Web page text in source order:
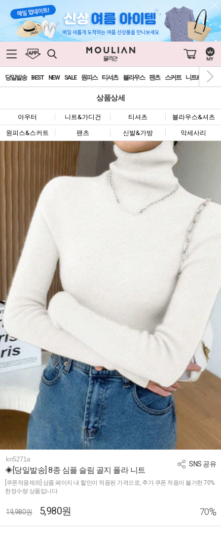
당일발송 BEST NEW SALE 원피스 티셔츠 블라우스 팬츠 스커트 니트&가디건
상품상세
아우터 니트&가디건 티셔츠 블라우스&셔츠
원피스&스커트 팬츠 신발&가방 악세사리
SNS 공유
kn5271a
◈[당일발송] 8종 심플 슬림 골지 폴라 니트
[쿠폰적용제외] 상품 페이지 내 할인이 적용된 가격으로, 추가 쿠폰 적용이 불가한 70%
한정수량 상품입니다.
19,980원 5,980원 70%